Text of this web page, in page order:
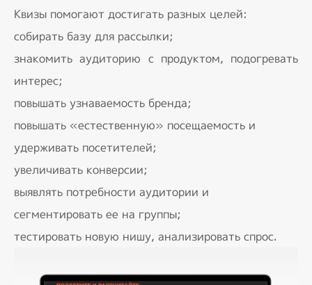
Квизы помогают достигать разных целей:
собирать базу для рассылки;
знакомить аудиторию с продуктом, подогревать
интерес;
повышать узнаваемость бренда;
повышать «естественную» посещаемость и
удерживать посетителей;
увеличивать конверсии;
выявлять потребности аудитории и
сегментировать ее на группы;
тестировать новую нишу, анализировать спрос.